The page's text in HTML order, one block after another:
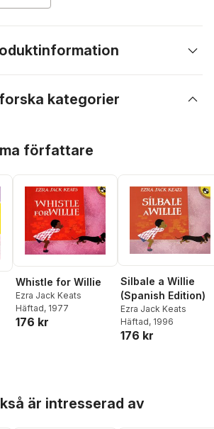
kategorier
författare
Whistle for Willie
Ezra Jack Keats
Häftad, 1977
176 kr
Silbale a Willie
(Spanish Edition)
Ezra Jack Keats
Häftad, 1996
176 kr
är intresserad av